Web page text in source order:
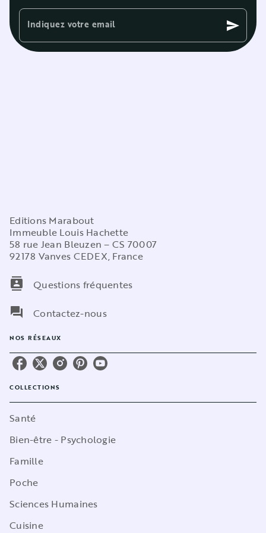
Indiquez votre email send
Editions Marabout
Immeuble Louis Hachette
58 rue Jean Bleuzen – CS 70007
92178 Vanves CEDEX, France
contacts
Questions fréquentes
question_answer
Contactez-nous
NOS RÉSEAUX
COLLECTIONS
Santé
Bien-être - Psychologie
Famille
Poche
Sciences Humaines
Cuisine